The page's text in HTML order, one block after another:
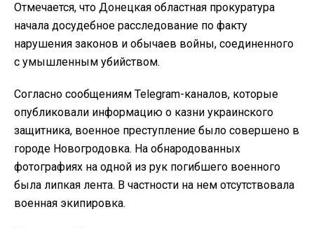
Отмечается, что Донецкая областная прокуратура
начала досудебное расследование по факту
нарушения законов и обычаев войны, соединенного
с умышленным убийством.
Согласно сообщениям Telegram-каналов, которые
опубликовали информацию о казни украинского
защитника, военное преступление было совершено в
городе Новогродовка. На обнародованных
фотографиях на одной из рук погибшего военного
была липкая лента. В частности на нем отсутствовала
военная экипировка.